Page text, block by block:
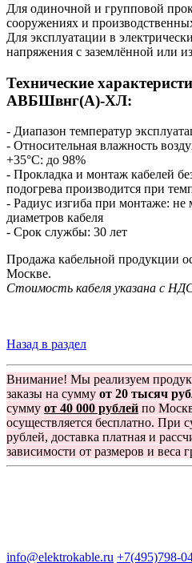
Для одиночной и групповой
сооружениях и
Для эксплуатации в
напряжения с заземлённой или
Технические
АВБШвнг(А)-ХЛ:
- Диапазон температур
- Относительная влажность
+35°С: до 98%
- Прокладка и монтаж кабелей
подогрева производится при
- Радиус изгиба при монтаже:
диаметров кабеля
- Срок службы: 30 лет
Продажа кабельной продукции
Москве.
Стоимость кабеля указана с
Назад в раздел
Внимание! Мы реализуем
заказы на сумму от 20 тысяч
сумму от 40 000 рублей по
осуществляется бесплатно. При
рублей, доставка платная и
зависимости от размеров и веса
info@elektrokable.ru +7(495)798-